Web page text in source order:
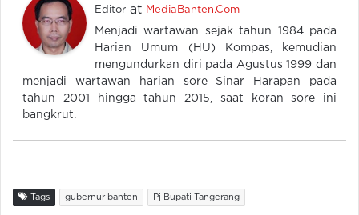
Editor at MediaBanten.Com
Menjadi wartawan sejak tahun 1984 pada
Harian Umum (HU) Kompas, kemudian
mengundurkan diri pada Agustus 1999 dan
menjadi wartawan harian sore Sinar Harapan pada
tahun 2001 hingga tahun 2015, saat koran sore ini
bangkrut.
Tags gubernur banten Pj Bupati Tangerang